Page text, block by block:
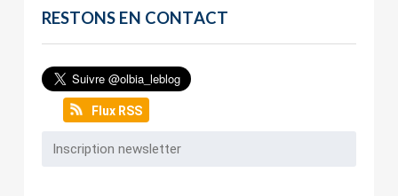
RESTONS EN CONTACT
Flux RSS